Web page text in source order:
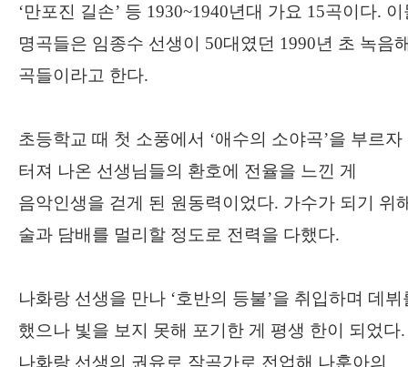
‘만포진 길손’ 등 1930~1940년대 가요 15곡이다. 이
명곡들은 임종수 선생이 50대였던 1990년 초 녹음
곡들이라고 한다.
초등학교 때 첫 소풍에서 ‘애수의 소야곡’을 부르자
터져 나온 선생님들의 환호에 전율을 느낀 게
음악인생을 걷게 된 원동력이었다. 가수가 되기 위
술과 담배를 멀리할 정도로 전력을 다했다.
나화랑 선생을 만나 ‘호반의 등불’을 취입하며 데뷔
했으나 빛을 보지 못해 포기한 게 평생 한이 되었다.
나화랑 선생의 권유로 작곡가로 전업해 나훈아의